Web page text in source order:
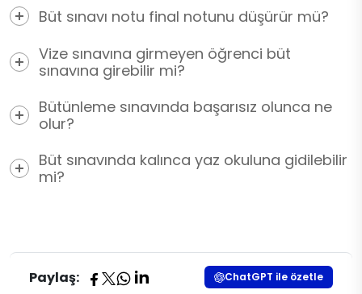
Büt sınavı notu final notunu düşürür mü?
Vize sınavına girmeyen öğrenci büt
sınavına girebilir mi?
Bütünleme sınavında başarısız olunca ne
olur?
Büt sınavında kalınca yaz okuluna gidilebilir
mi?
Paylaş: ChatGPT ile özetle